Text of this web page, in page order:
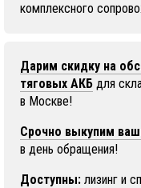
комплексного
Дарим скидку на
тяговых АКБ для
в Москве!
Срочно выкупим
в день обращения!
Доступны: лизинг и